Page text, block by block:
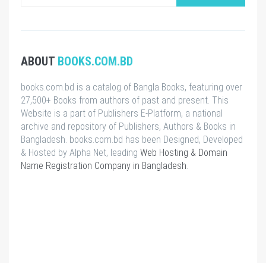
ABOUT BOOKS.COM.BD
books.com.bd is a catalog of Bangla Books, featuring over
27,500+ Books from authors of past and present. This
Website is a part of Publishers E-Platform, a national
archive and repository of Publishers, Authors & Books in
Bangladesh. books.com.bd has been Designed, Developed
& Hosted by Alpha Net, leading Web Hosting & Domain
Name Registration Company in Bangladesh